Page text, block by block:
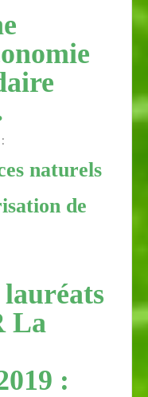
naturels
de
lauréats
La
: